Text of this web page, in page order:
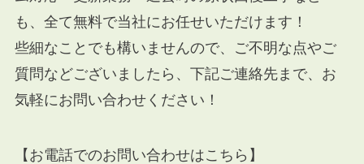
も、全て無料で当社にお任せいただけます！
些細なことでも構いませんので、ご不明な点やご
質問などございましたら、下記ご連絡先まで、お
気軽にお問い合わせください！
【お電話でのお問い合わせはこちら】